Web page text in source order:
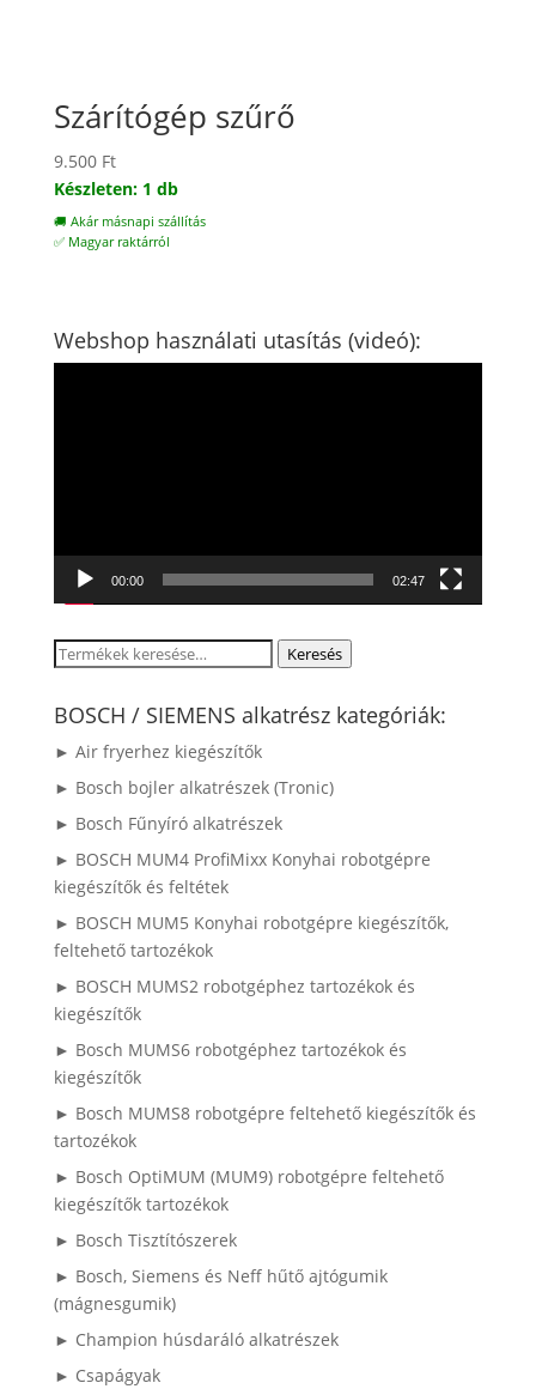
Szárítógép szűrő
9.500 Ft
Készleten: 1 db
🚚 Akár másnapi szállítás
✅ Magyar raktárról
Webshop használati utasítás (videó):
00:00 02:47
Keresés
következőre:
Keresés
BOSCH / SIEMENS alkatrész kategóriák:
► Air fryerhez kiegészítők
► Bosch bojler alkatrészek (Tronic)
► Bosch Fűnyíró alkatrészek
► BOSCH MUM4 ProfiMixx Konyhai robotgépre
kiegészítők és feltétek
► BOSCH MUM5 Konyhai robotgépre kiegészítők,
feltehető tartozékok
► BOSCH MUMS2 robotgéphez tartozékok és
kiegészítők
► Bosch MUMS6 robotgéphez tartozékok és
kiegészítők
► Bosch MUMS8 robotgépre feltehető kiegészítők és
tartozékok
► Bosch OptiMUM (MUM9) robotgépre feltehető
kiegészítők tartozékok
► Bosch Tisztítószerek
► Bosch, Siemens és Neff hűtő ajtógumik
(mágnesgumik)
► Champion húsdaráló alkatrészek
► Csapágyak